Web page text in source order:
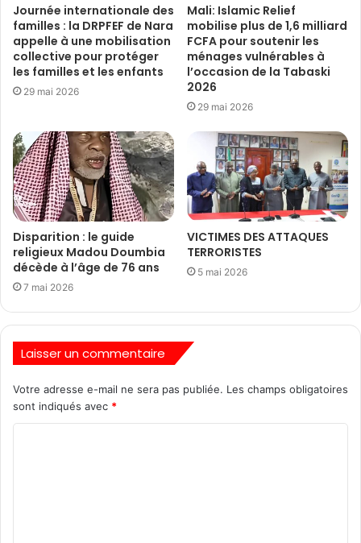
Journée internationale des
familles : la DRPFEF de Nara
appelle à une mobilisation
collective pour protéger
les familles et les enfants
29 mai 2026
Mali: Islamic Relief
mobilise plus de 1,6 milliard
FCFA pour soutenir les
ménages vulnérables à
l’occasion de la Tabaski
2026
29 mai 2026
Disparition : le guide
religieux Madou Doumbia
décède à l’âge de 76 ans
7 mai 2026
VICTIMES DES ATTAQUES
TERRORISTES
5 mai 2026
Laisser un commentaire
Votre adresse e-mail ne sera pas publiée. Les champs obligatoires
sont indiqués avec *